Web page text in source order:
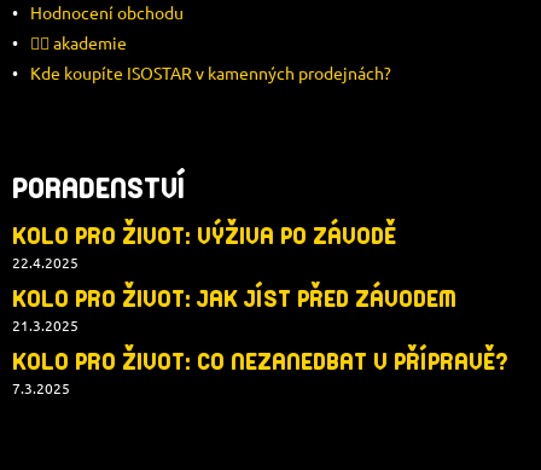
Hodnocení obchodu
🚴‍♂️ akademie
Kde koupíte ISOSTAR v kamenných prodejnách?
PORADENSTVÍ
KOLO PRO ŽIVOT: VÝŽIVA PO ZÁVODĚ
22.4.2025
KOLO PRO ŽIVOT: JAK JÍST PŘED ZÁVODEM
21.3.2025
KOLO PRO ŽIVOT: CO NEZANEDBAT V PŘÍPRAVĚ?
7.3.2025